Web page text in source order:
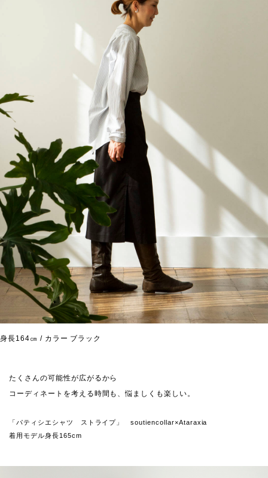
身長164㎝ / カラー ブラック
たくさんの可能性が広がるから
コーディネートを考える時間も、悩ましくも楽しい。
「パティシエシャツ ストライプ」 soutiencollar×Ataraxia
着用モデル身長165cm